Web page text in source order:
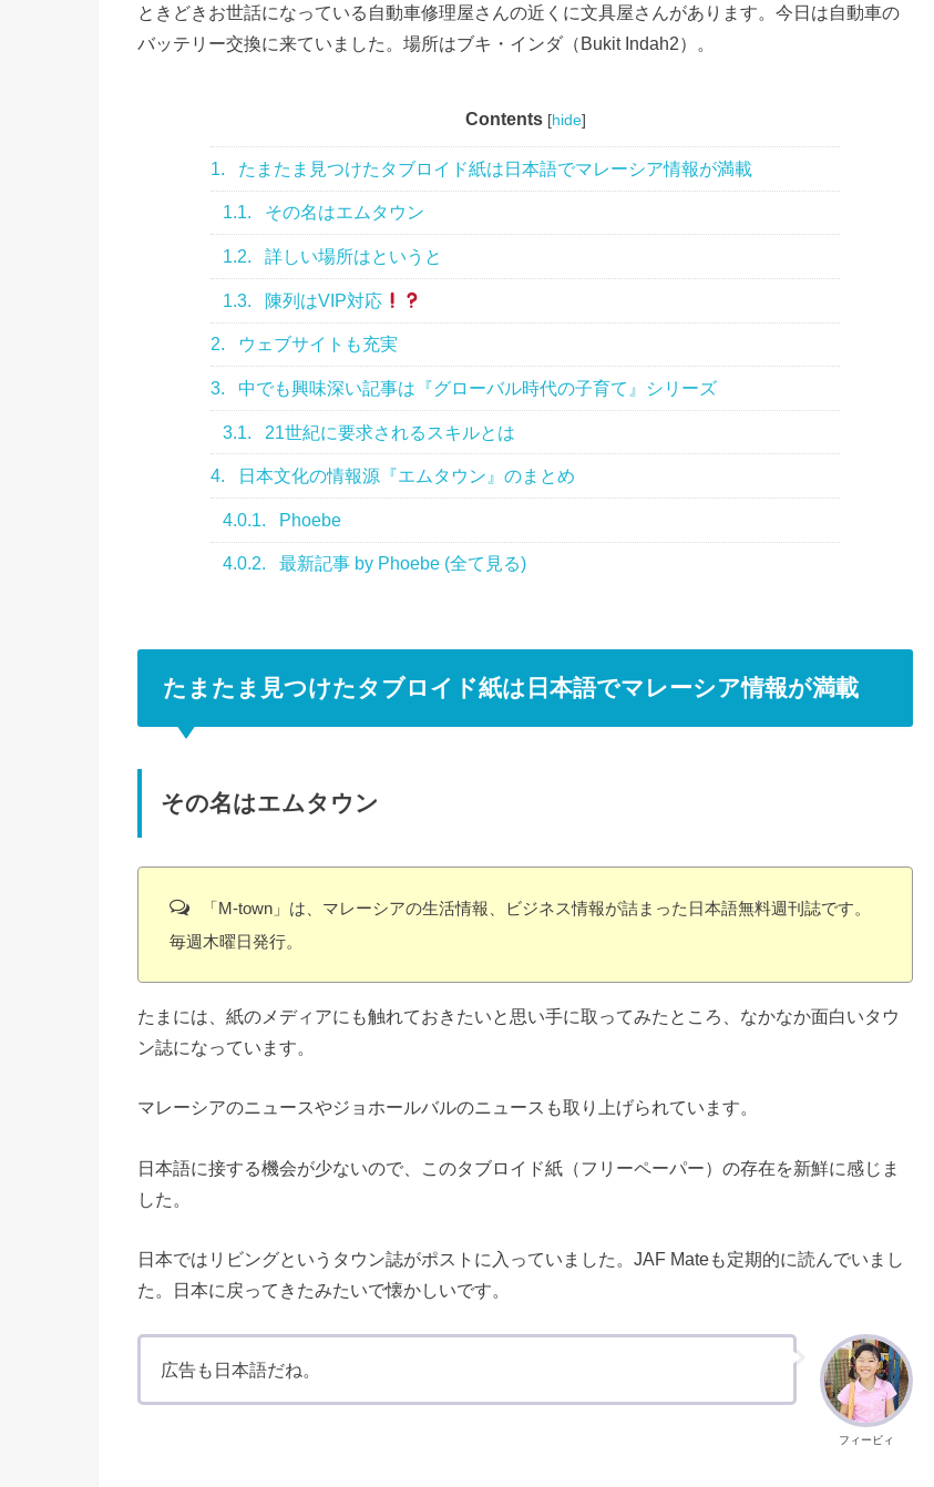
ときどきお世話になっている自動車修理屋さんの近くに文具屋さんがあります。今日は自動車の
バッテリー交換に来ていました。場所はブキ・インダ（Bukit Indah2）。
Contents [hide]
1. たまたま見つけたタブロイド紙は日本語でマレーシア情報が満載
1.1. その名はエムタウン
1.2. 詳しい場所はというと
1.3. 陳列はVIP対応
2. ウェブサイトも充実
3. 中でも興味深い記事は『グローバル時代の子育て』シリーズ
3.1. 21世紀に要求されるスキルとは
4. 日本文化の情報源『エムタウン』のまとめ
4.0.1. Phoebe
4.0.2. 最新記事 by Phoebe (全て見る)
たまたま見つけたタブロイド紙は日本語でマレーシア情報が満載
その名はエムタウン
「M-town」は、マレーシアの生活情報、ビジネス情報が詰まった日本語無料週刊誌です。
毎週木曜日発行。
たまには、紙のメディアにも触れておきたいと思い手に取ってみたところ、なかなか面白いタウ
ン誌になっています。
マレーシアのニュースやジョホールバルのニュースも取り上げられています。
日本語に接する機会が少ないので、このタブロイド紙（フリーペーパー）の存在を新鮮に感じま
した。
日本ではリビングというタウン誌がポストに入っていました。JAF Mateも定期的に読んでいまし
た。日本に戻ってきたみたいで懐かしいです。
フィービィ
広告も日本語だね。